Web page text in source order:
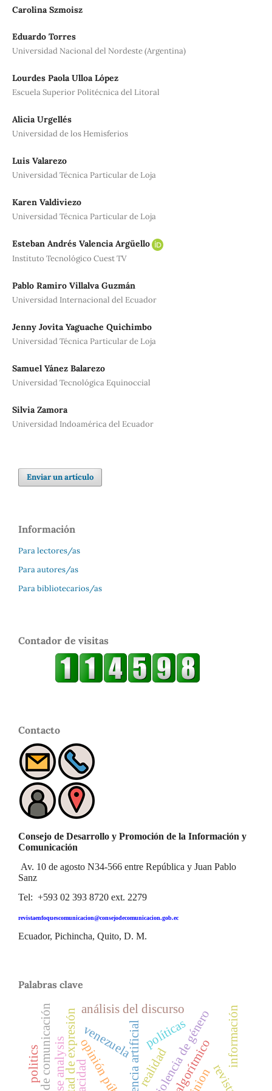
Carolina Szmoisz
Eduardo Torres
Universidad Nacional del Nordeste (Argentina)
Lourdes Paola Ulloa López
Escuela Superior Politécnica del Litoral
Alicia Urgellés
Universidad de los Hemisferios
Luis Valarezo
Universidad Técnica Particular de Loja
Karen Valdiviezo
Universidad Técnica Particular de Loja
Esteban Andrés Valencia Argüello
Instituto Tecnológico Cuest TV
Pablo Ramiro Villalva Guzmán
Universidad Internacional del Ecuador
Jenny Jovita Yaguache Quichimbo
Universidad Técnica Particular de Loja
Samuel Yánez Balarezo
Universidad Tecnológica Equinoccial
Silvia Zamora
Universidad Indoamérica del Ecuador
Enviar un artículo
Información
Para lectores/as
Para autores/as
Para bibliotecarios/as
Contador de visitas
Contacto
Consejo de Desarrollo y Promoción de la Información y
Comunicación
Av. 10 de agosto N34-566 entre República y Juan Pablo
Sanz
Tel: +593 02 393 8720 ext. 2279
revistaenfoquescomunicacion@consejodecomunicacion.gob.ec
Ecuador, Pichincha, Quito, D. M.
Palabras clave
análisis del discurso
libertad de expresiónopinión pública violencia de género
realidad
venezuela políticas
politics revista
información